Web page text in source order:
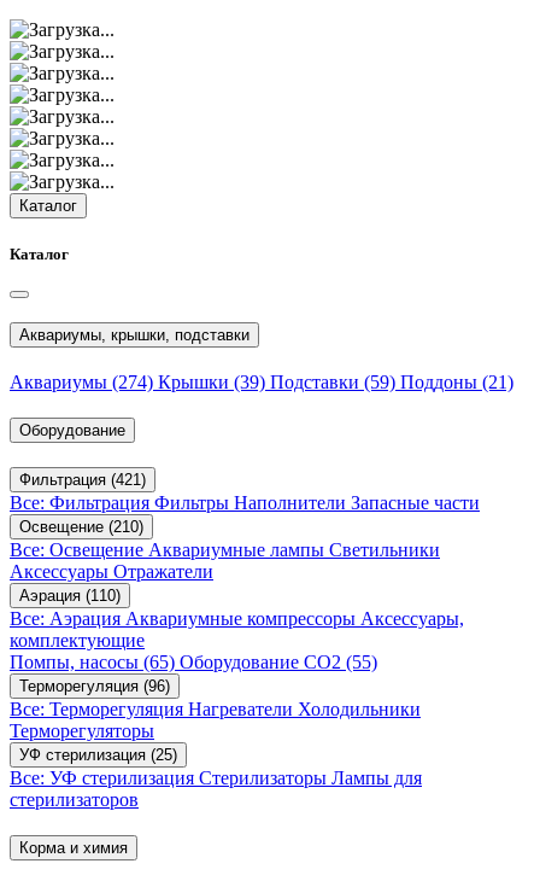
Каталог
Каталог
Аквариумы, крышки, подставки
Аквариумы (274) Крышки (39) Подставки (59) Поддоны (21)
Оборудование
Фильтрация (421)
Все: Фильтрация Фильтры Наполнители Запасные части
Освещение (210)
Все: Освещение Аквариумные лампы Светильники
Аксессуары Отражатели
Аэрация (110)
Все: Аэрация Аквариумные компрессоры Аксессуары,
комплектующие
Помпы, насосы (65) Оборудование CO2 (55)
Терморегуляция (96)
Все: Терморегуляция Нагреватели Холодильники
Терморегуляторы
УФ стерилизация (25)
Все: УФ стерилизация Стерилизаторы Лампы для
стерилизаторов
Корма и химия